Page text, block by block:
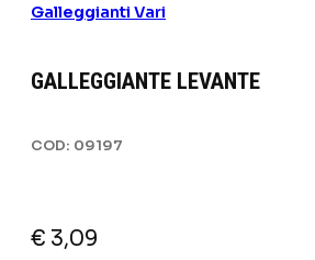
Galleggianti Vari
GALLEGGIANTE LEVANTE
COD: 09197
€ 3,09